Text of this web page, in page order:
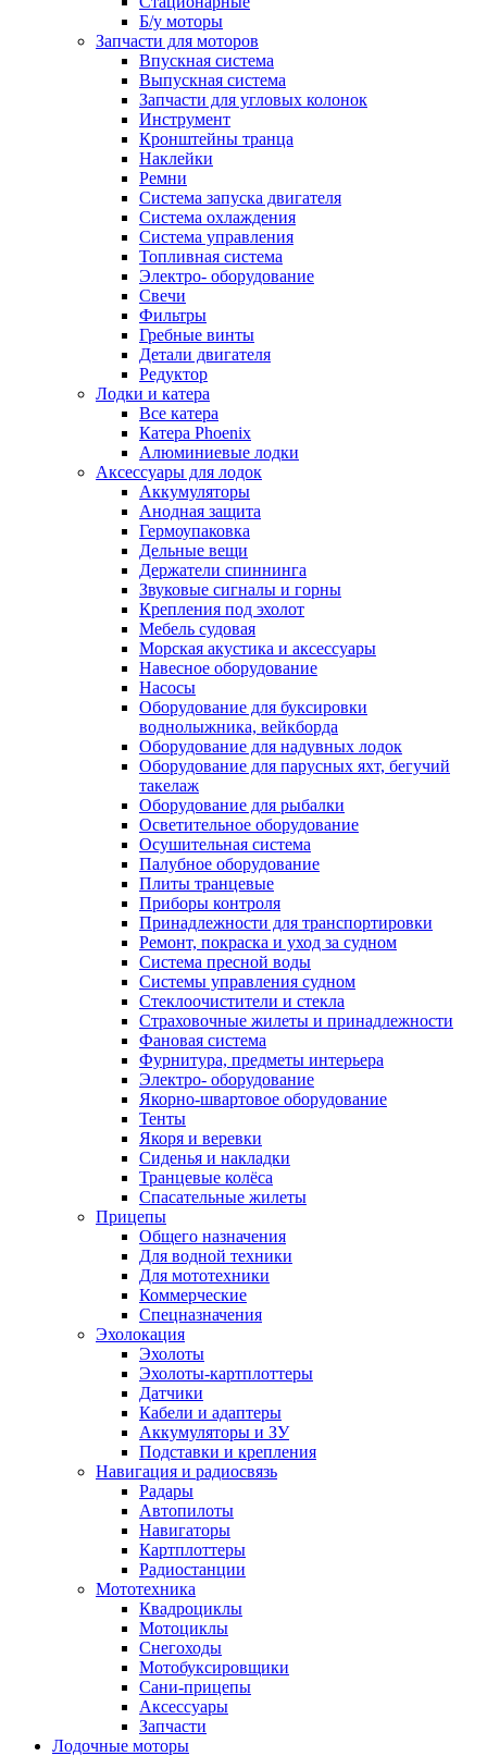
Б/у моторы
Запчасти для моторов
Впускная система
Выпускная система
Запчасти для угловых колонок
Инструмент
Кронштейны транца
Наклейки
Ремни
Система запуска двигателя
Система охлаждения
Система управления
Топливная система
Электро- оборудование
Свечи
Фильтры
Гребные винты
Детали двигателя
Редуктор
Лодки и катера
Все катера
Катера Phoenix
Алюминиевые лодки
Аксессуары для лодок
Аккумуляторы
Анодная защита
Гермоупаковка
Дельные вещи
Держатели спиннинга
Звуковые сигналы и горны
Крепления под эхолот
Мебель судовая
Морская акустика и аксессуары
Навесное оборудование
Насосы
Оборудование для буксировки
воднолыжника, вейкборда
Оборудование для надувных лодок
Оборудование для парусных яхт, бегучий
такелаж
Оборудование для рыбалки
Осветительное оборудование
Осушительная система
Палубное оборудование
Плиты транцевые
Приборы контроля
Принадлежности для транспортировки
Ремонт, покраска и уход за судном
Система пресной воды
Системы управления судном
Стеклоочистители и стекла
Страховочные жилеты и принадлежности
Фановая система
Фурнитура, предметы интерьера
Электро- оборудование
Якорно-швартовое оборудование
Тенты
Якоря и веревки
Сиденья и накладки
Транцевые колёса
Спасательные жилеты
Прицепы
Общего назначения
Для водной техники
Для мототехники
Коммерческие
Спецназначения
Эхолокация
Эхолоты
Эхолоты-картплоттеры
Датчики
Кабели и адаптеры
Аккумуляторы и ЗУ
Подставки и крепления
Навигация и радиосвязь
Радары
Автопилоты
Навигаторы
Картплоттеры
Радиостанции
Мототехника
Квадроциклы
Мотоциклы
Снегоходы
Мотобуксировщики
Сани-прицепы
Аксессуары
Запчасти
Лодочные моторы